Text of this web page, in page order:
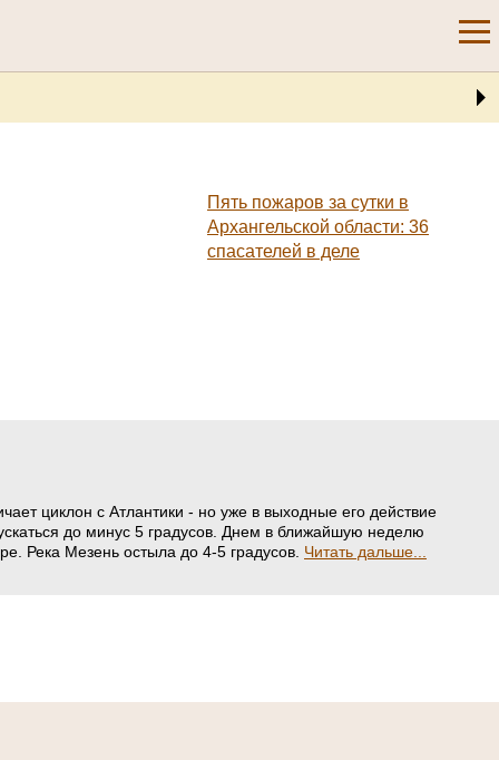
Пять пожаров за сутки в
Архангельской области: 36
спасателей в деле
циклон с Атлантики - но уже в выходные его действие
до минус 5 градусов. Днем в ближайшую неделю
Река Мезень остыла до 4-5 градусов. Читать дальше...